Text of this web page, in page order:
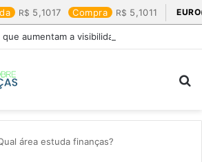
5,1017 Compra 5,1011
aumentam a visibilidade online
área estuda finanças?